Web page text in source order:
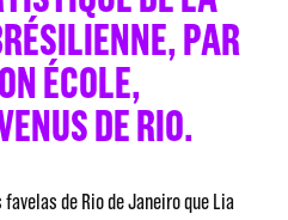
PAR
ÉCOLE,
DE RIO.
favelas de Rio de Janeiro que Lia